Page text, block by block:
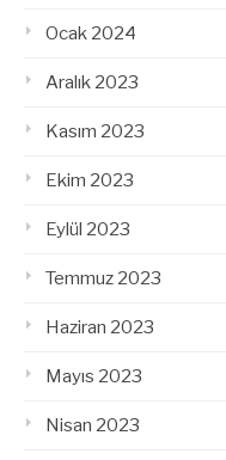
Ocak 2024
Aralık 2023
Kasım 2023
Ekim 2023
Eylül 2023
Temmuz 2023
Haziran 2023
Mayıs 2023
Nisan 2023